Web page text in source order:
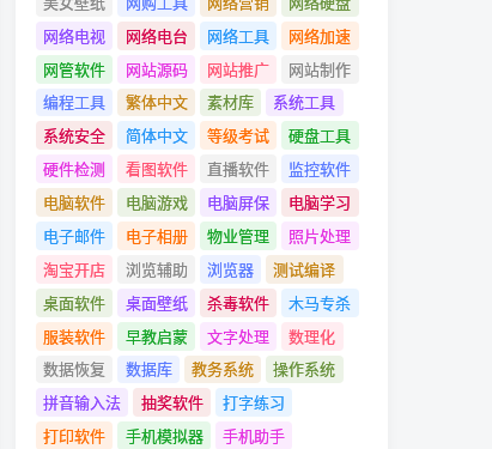
网络电视
网络电台 网络工具
网络加速
网管软件
网站源码 网站推广
网站制作
编程工具
繁体中文 素材库
系统工具
系统安全
简体中文 等级考试
硬盘工具
硬件检测
看图软件 直播软件
监控软件
电脑软件
电脑游戏 电脑屏保
电脑学习
电子邮件
电子相册 物业管理
照片处理
淘宝开店
浏览辅助 浏览器
测试编译
桌面软件
桌面壁纸 杀毒软件
木马专杀
服装软件
早教启蒙 文字处理
数理化
数据恢复
数据库 教务系统
操作系统
拼音输入法
抽奖软件
打字练习
打印软件
手机模拟器
手机助手